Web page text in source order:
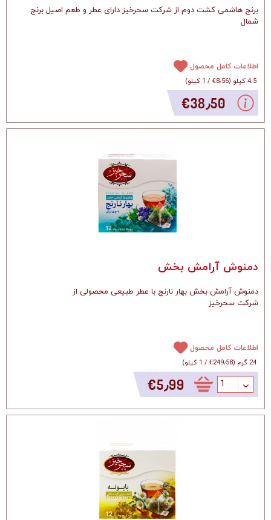
برنج هاشمی کشت دوم از شرکت سحرخیز دارای عطر و طعم اصیل برنج
شمال
اطلاعات کامل محصول
4.5 کیلو
(‎€8٫56 / 1 کیلو )
‎€38٫50
دمنوش آرامش بخش
دمنوش آرامش بخش بهار نارنج با عطر طبیعی محصولی از
شرکت سحرخیز
اطلاعات کامل محصول
24 گرم
(‎€249٫58 / 1 کیلو )
‎€5٫99